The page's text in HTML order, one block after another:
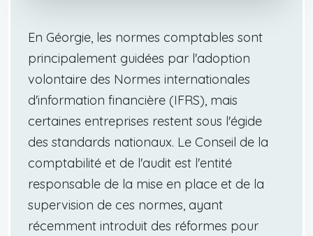
En Géorgie, les normes comptables sont
principalement guidées par l'adoption
volontaire des Normes internationales
d'information financière (IFRS), mais
certaines entreprises restent sous l'égide
des standards nationaux. Le Conseil de la
comptabilité et de l'audit est l'entité
responsable de la mise en place et de la
supervision de ces normes, ayant
récemment introduit des réformes pour